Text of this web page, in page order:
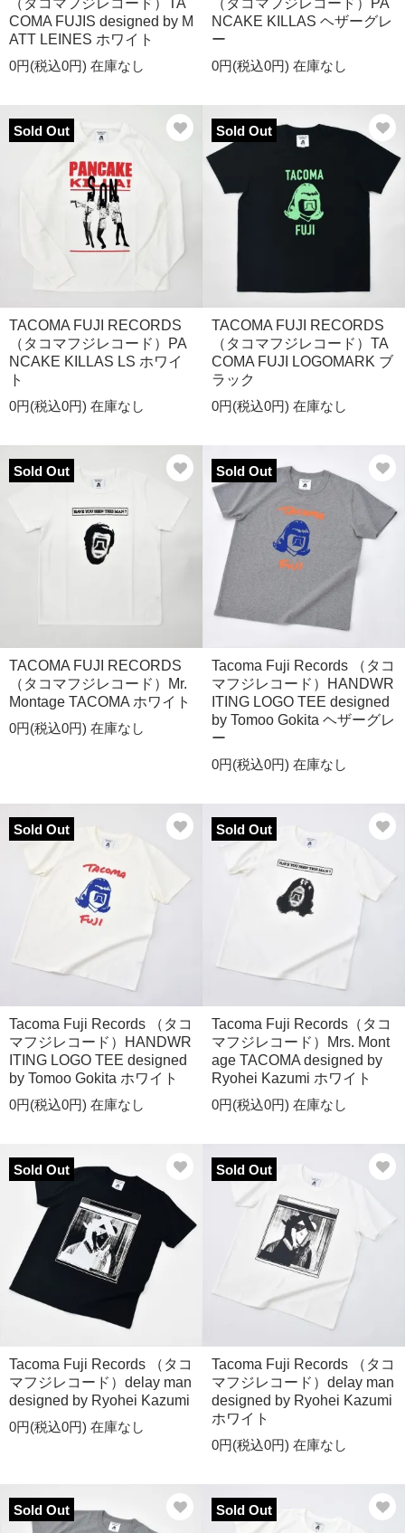
（タコマフジレコード）TA
COMA FUJIS designed by M
ATT LEINES ホワイト
0円(税込0円) 在庫なし
（タコマフジレコード）PA
NCAKE KILLAS ヘザーグレ
ー
0円(税込0円) 在庫なし
Sold Out
TACOMA FUJI RECORDS
（タコマフジレコード）PA
NCAKE KILLAS LS ホワイ
ト
0円(税込0円) 在庫なし
Sold Out
TACOMA FUJI RECORDS
（タコマフジレコード）TA
COMA FUJI LOGOMARK ブ
ラック
0円(税込0円) 在庫なし
Sold Out
TACOMA FUJI RECORDS
（タコマフジレコード）Mr.
Montage TACOMA ホワイト
0円(税込0円) 在庫なし
Sold Out
Tacoma Fuji Records （タコ
マフジレコード）HANDWR
ITING LOGO TEE designed
by Tomoo Gokita ヘザーグレ
ー
0円(税込0円) 在庫なし
Sold Out
Tacoma Fuji Records （タコ
マフジレコード）HANDWR
ITING LOGO TEE designed
by Tomoo Gokita ホワイト
0円(税込0円) 在庫なし
Sold Out
Tacoma Fuji Records（タコ
マフジレコード）Mrs. Mont
age TACOMA designed by
Ryohei Kazumi ホワイト
0円(税込0円) 在庫なし
Sold Out
Tacoma Fuji Records （タコ
マフジレコード）delay man
designed by Ryohei Kazumi
0円(税込0円) 在庫なし
Sold Out
Tacoma Fuji Records （タコ
マフジレコード）delay man
designed by Ryohei Kazumi
ホワイト
0円(税込0円) 在庫なし
Sold Out Sold Out